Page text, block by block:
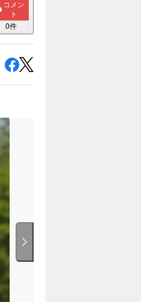
コメン
ト
0件